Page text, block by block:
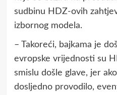
sudbinu HDZ-ovih
izbornog modela.
– Takoreći, bajkama je
evropske vrijednosti su
smislu došle glave, jer
dosljedno provodilo,